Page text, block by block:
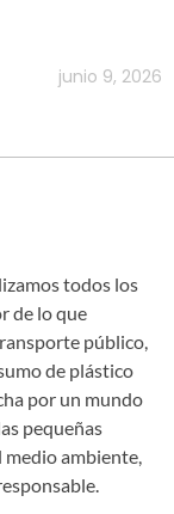
junio 9, 2026
todos los
de lo que
público,
de plástico
por un mundo
pequeñas
medio ambiente,